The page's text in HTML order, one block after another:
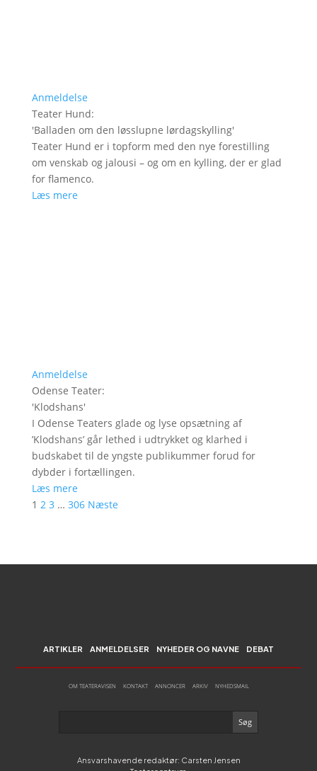
Anmeldelse
Teater Hund:
'Balladen om den løsslupne lørdagskylling'
Teater Hund er i topform med den nye forestilling
om venskab og jalousi – og om en kylling, der er glad
for flamenco.
Læs mere
Anmeldelse
Odense Teater:
'Klodshans'
I Odense Teaters glade og lyse opsætning af
’Klodshans’ går lethed i udtrykket og klarhed i
budskabet til de yngste publikummer forud for
dybder i fortællingen.
Læs mere
1 2 3 … 306 Næste
ARTIKLER ANMELDELSER NYHEDER OG NAVNE DEBAT
OM TEATERAVISEN KONTAKT ANNONCER ARKIV NYHEDSMAIL
Ansvarshavende redaktør: Carsten Jensen